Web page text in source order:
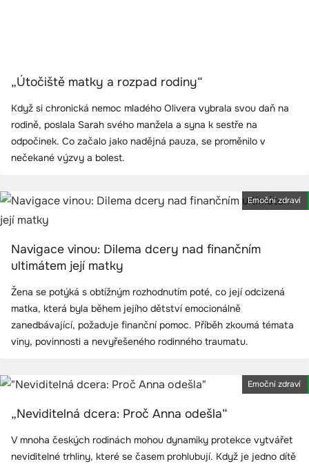
„Útočiště matky a rozpad rodiny“
Když si chronická nemoc mladého Olivera vybrala svou daň na
rodině, poslala Sarah svého manžela a syna k sestře na
odpočinek. Co začalo jako nadějná pauza, se proměnilo v
nečekané výzvy a bolest.
Emoční zdraví
Navigace vinou: Dilema dcery nad finančním
ultimátem její matky
Žena se potýká s obtížným rozhodnutím poté, co její odcizená
matka, která byla během jejího dětství emocionálně
zanedbávající, požaduje finanční pomoc. Příběh zkoumá témata
viny, povinnosti a nevyřešeného rodinného traumatu.
Emoční zdraví
„Neviditelná dcera: Proč Anna odešla“
V mnoha českých rodinách mohou dynamiky protekce vytvářet
neviditelné trhliny, které se časem prohlubují. Když je jedno dítě